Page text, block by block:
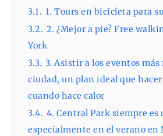
3.1. 1. Tours en bicicleta para
3.2. 2. ¿Mejor a pie? Free
York
3.3. 3. Asistir a los eventos más
ciudad, un plan ideal que
cuando hace calor
3.4. 4. Central Park siempre es
especialmente en el verano en